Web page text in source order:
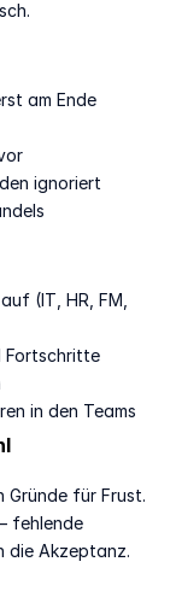
am Ende
ignoriert
(IT, HR, FM,
Fortschritte
in den Teams
Gründe für Frust.
fehlende
die Akzeptanz.